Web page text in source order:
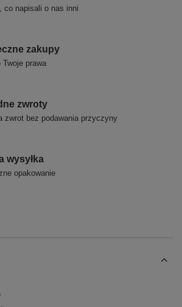
co napisali o nas inni
zakupy
Twoje prawa
zwroty
zwrot bez podawania przyczyny
wysyłka
opakowanie